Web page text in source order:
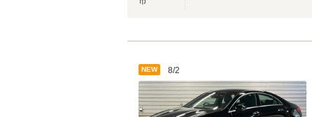
NEW 8/2